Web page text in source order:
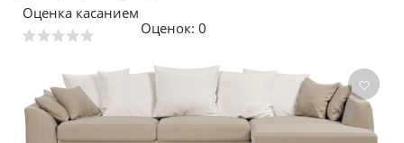
Оценка касанием
Оценок: 0